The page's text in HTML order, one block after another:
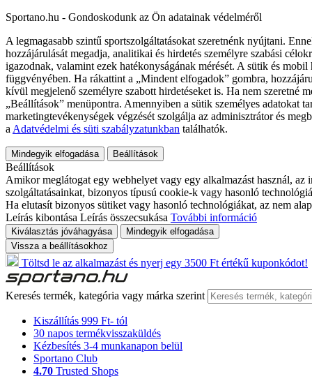
Sportano.hu - Gondoskodunk az Ön adatainak védelméről
A legmagasabb szintű sportszolgáltatásokat szeretnénk nyújtani.
hozzájárulását megadja, analitikai és hirdetés személyre szabási
igazodnak, valamint ezek hatékonyságának mérését. A sütik és
függvényében. Ha rákattint a „Mindent elfogadok” gombra,
kívül megjelenő személyre szabott hirdetéseket is. Ha nem szeretné
„Beállítások” menüpontra. Amennyiben a sütik személyes adatokat
marketingtevékenységek végzését szolgálja az adminisztrátor és
a Adatvédelmi és süti szabályzatunkban találhatók.
Mindegyik elfogadása Beállítások
Beállítások
Amikor meglátogat egy webhelyet vagy egy alkalmazást használ,
szolgáltatásainkat, bizonyos típusú cookie-k vagy hasonló
Ha elutasít bizonyos sütiket vagy hasonló technológiákat, az nem
Leírás kibontása Leírás összecsukása További információ
Kiválasztás jóváhagyása
Mindegyik elfogadása
Vissza a beállításokhoz
Töltsd le az alkalmazást és nyerj egy 3500 Ft értékű kuponkódot!
Keresés termék, kategória vagy márka szerint
Kiszállítás 999 Ft- tól
30 napos termékvisszaküldés
Kézbesítés 3-4 munkanapon belül
Sportano Club
4.70 Trusted Shops